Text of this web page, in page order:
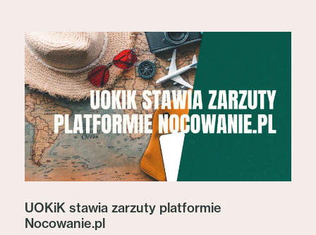
UOKiK stawia zarzuty platformie
Nocowanie.pl